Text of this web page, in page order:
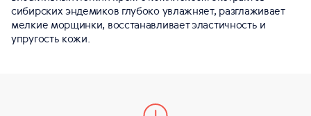
сибирских эндемиков глубоко увлажняет, разглаживает
мелкие морщинки, восстанавливает эластичность и
упругость кожи.